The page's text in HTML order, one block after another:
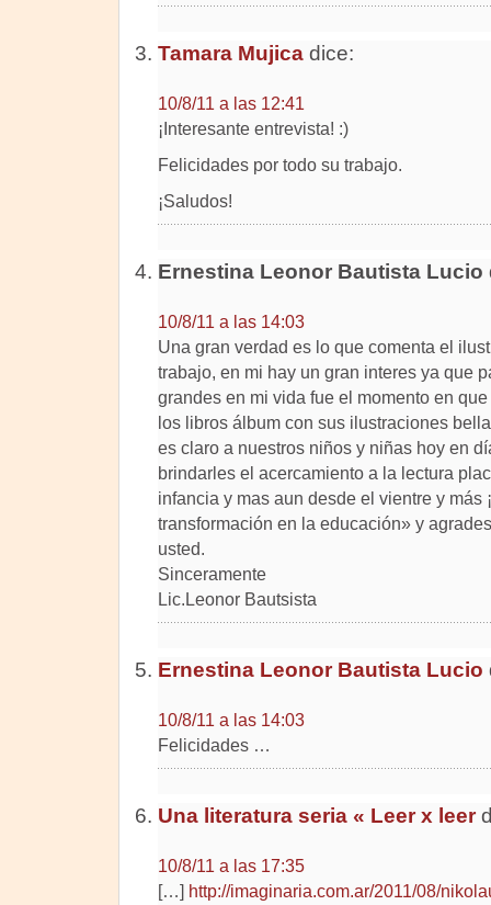
Tamara Mujicadice:
10/8/11 a las 12:41
¡Interesante entrevista! :)
Felicidades por todo su trabajo.
¡Saludos!
Ernestina Leonor Bautista Lucio
10/8/11 a las 14:03
Una gran verdad es lo que comenta el
trabajo, en mi hay un gran interes ya que
grandes en mi vida fue el momento en
los libros álbum con sus ilustraciones
es claro a nuestros niños y niñas hoy en
brindarles el acercamiento a la lectura
infancia y mas aun desde el vientre y más
transformación en la educación» y
usted.
Sinceramente
Lic.Leonor Bautsista
Ernestina Leonor Bautista Lucio
10/8/11 a las 14:03
Felicidades …
Una literatura seria « Leer x leer
10/8/11 a las 17:35
[…] http://imaginaria.com.ar/2011/08/